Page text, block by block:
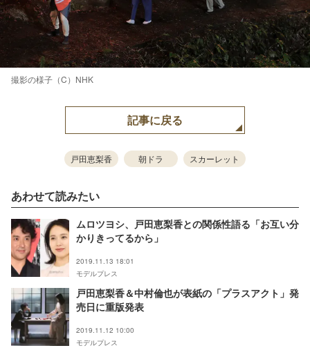
撮影の様子（C）NHK
記事に戻る
戸田恵梨香 朝ドラ スカーレット
あわせて読みたい
ムロツヨシ、戸田恵梨香との関係性語る「お互い分
かりきってるから」
2019.11.13 18:01
モデルプレス
戸田恵梨香＆中村倫也が表紙の「プラスアクト」発
売日に重版発表
2019.11.12 10:00
モデルプレス